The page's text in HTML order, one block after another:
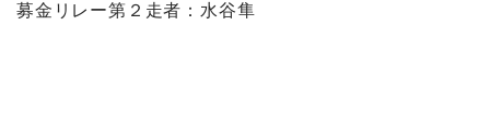
募金リレー第２走者：水谷隼